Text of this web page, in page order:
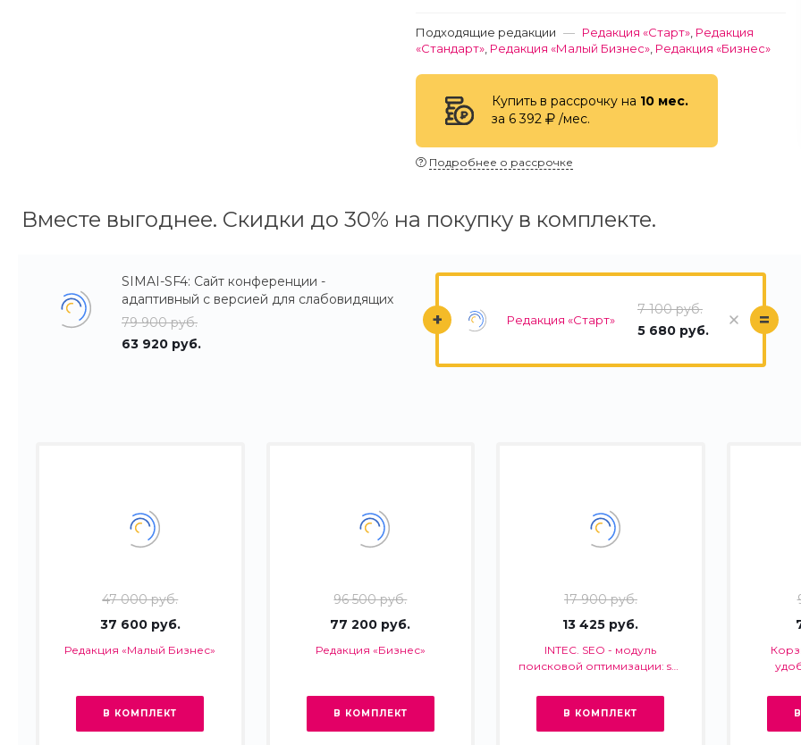
Подходящие редакции — Редакция «Старт» Редакция
«Стандарт» Редакция «Малый Бизнес» Редакция «Бизнес»
Купить в рассрочку на 10 мес.
за 6 392
/мес.
Подробнее о рассрочке
Вместе выгоднее. Скидки до 30% на покупку в комплекте.
SIMAI-SF4: Сайт конференции -
адаптивный с версией для слабовидящих
79 900 руб.
63 920 руб.
Редакция «Старт»
7 100 руб.
5 680 руб.
+ =
47 000 руб.
37 600 руб.
Редакция «Малый Бизнес»
В КОМПЛЕКТ
96 500 руб.
77 200 руб.
Редакция «Бизнес»
В КОМПЛЕКТ
17 900 руб.
13 425 руб.
INTEC. SEO - модуль
поисковой оптимизации: seo
текстов, H1, мета-тегов
В КОМПЛЕКТ